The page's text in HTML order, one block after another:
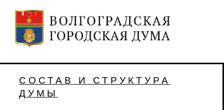
СОСТАВ И СТРУКТУРА
ДУМЫ